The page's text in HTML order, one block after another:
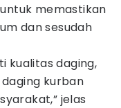
memastikan
dan sesudah
kualitas daging,
kurban
jelas